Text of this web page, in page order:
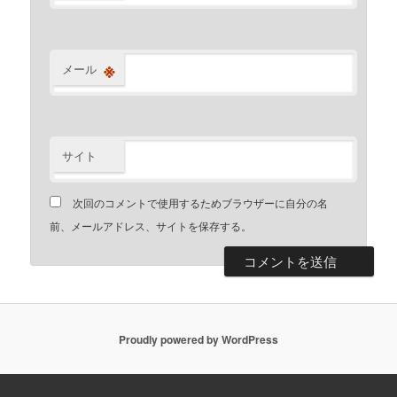
メール ※
サイト
次回のコメントで使用するためブラウザーに自分の名
前、メールアドレス、サイトを保存する。
Proudly powered by WordPress